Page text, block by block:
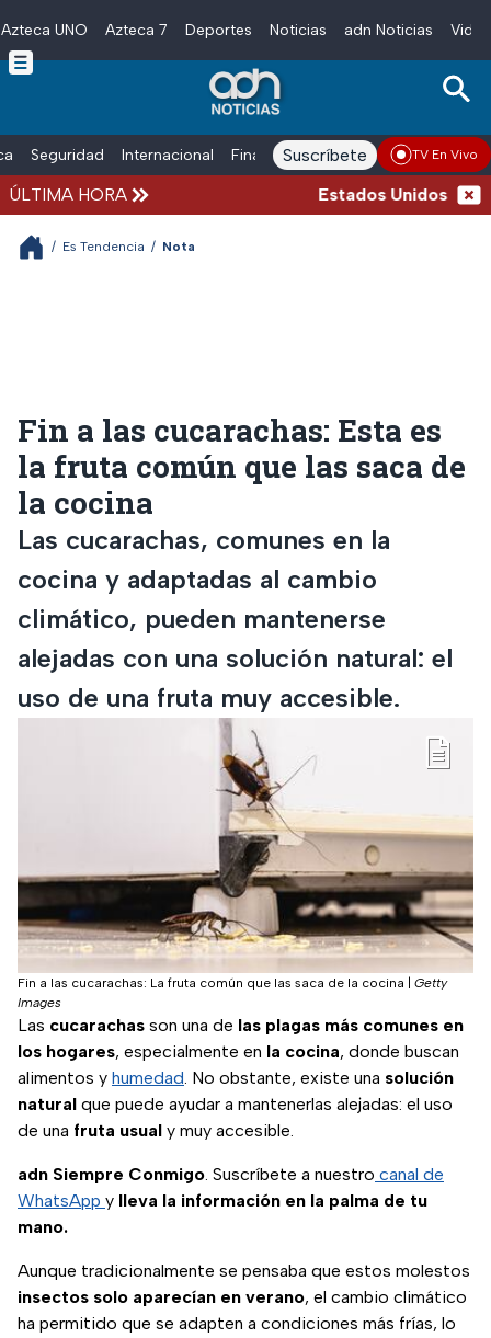
Skip to main content
Azteca UNO Azteca 7 Deportes Noticias adn Noticias
Seguridad Internacional Finanzas adn Noticias Radio
Suscríbete TV En Vivo
ÚLTIMA HORA Estados Unidos
/ Es Tendencia / Nota
Fin a las cucarachas: Esta es
la fruta común que las saca de
la cocina
Las cucarachas, comunes en la
cocina y adaptadas al cambio
climático, pueden mantenerse
alejadas con una solución natural: el
uso de una fruta muy accesible.
Fin a las cucarachas: La fruta común que las saca de la cocina
Getty
Images
Las cucarachas son una de las plagas más comunes en
los hogares, especialmente en la cocina, donde buscan
alimentos y humedad. No obstante, existe una solución
natural que puede ayudar a mantenerlas alejadas: el uso
de una fruta usual y muy accesible.
adn Siempre Conmigo. Suscríbete a nuestro canal de
WhatsApp y lleva la información en la palma de tu
mano.
Aunque tradicionalmente se pensaba que estos molestos
insectos solo aparecían en verano, el cambio climático
ha permitido que se adapten a condiciones más frías, lo